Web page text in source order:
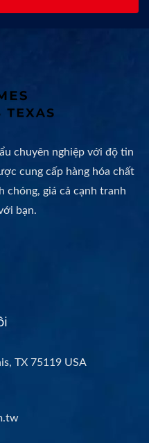
chuyên nghiệp với độ tin
cung cấp hàng hóa chất
chóng, giá cả cạnh tranh
bạn.
TX 75119 USA